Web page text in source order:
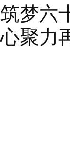
筑梦六
心聚力